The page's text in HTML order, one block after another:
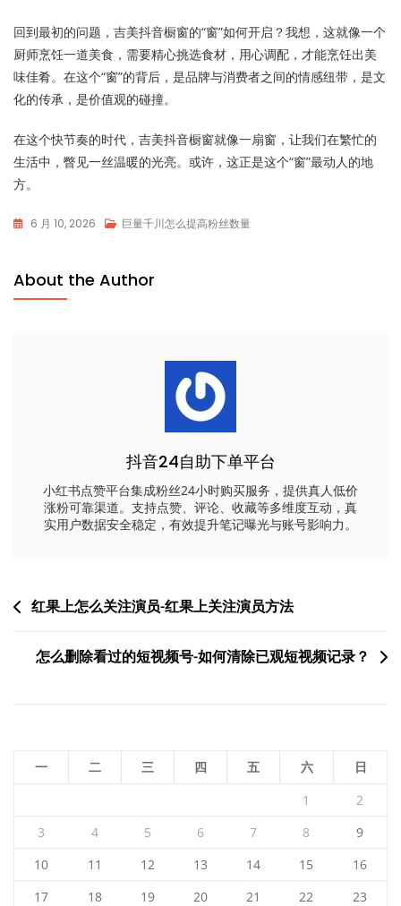
回到最初的问题，吉美抖音橱窗的“窗”如何开启？我想，这就像一个
厨师烹饪一道美食，需要精心挑选食材，用心调配，才能烹饪出美
味佳肴。在这个“窗”的背后，是品牌与消费者之间的情感纽带，是文
化的传承，是价值观的碰撞。
在这个快节奏的时代，吉美抖音橱窗就像一扇窗，让我们在繁忙的
生活中，瞥见一丝温暖的光亮。或许，这正是这个“窗”最动人的地
方。
6 月 10, 2026 巨量千川怎么提高粉丝数量
About the Author
抖音24自助下单平台
小红书点赞平台集成粉丝24小时购买服务，提供真人低价
涨粉可靠渠道。支持点赞、评论、收藏等多维度互动，真
实用户数据安全稳定，有效提升笔记曝光与账号影响力。
文红果上怎么关注演员-红果上关注演员方法
怎么删除看过的短视频号-如何清除已观短视频记录？
一 二 三 四 五 六
日
1
2
3
4 5 6 7 8
9
10
11 12 13 14 15
16
17
18 19 20 21 22
23